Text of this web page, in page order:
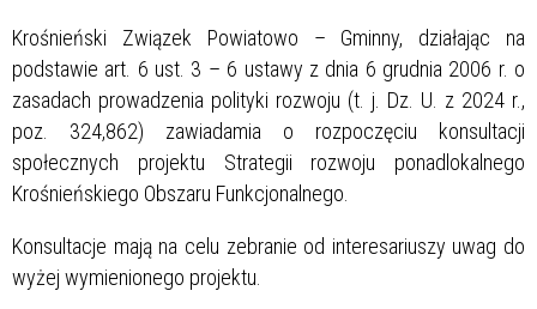
Krośnieński Związek Powiatowo – Gminny, działając na
podstawie art. 6 ust. 3 – 6 ustawy z dnia 6 grudnia 2006 r. o
zasadach prowadzenia polityki rozwoju (t. j. Dz. U. z 2024 r.,
poz. 324,862) zawiadamia o rozpoczęciu konsultacji
społecznych projektu Strategii rozwoju ponadlokalnego
Krośnieńskiego Obszaru Funkcjonalnego.
Konsultacje mają na celu zebranie od interesariuszy uwag do
wyżej wymienionego projektu.